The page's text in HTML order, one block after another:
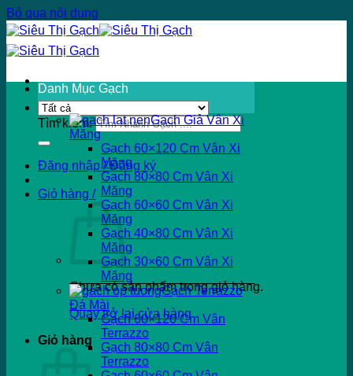
Bỏ qua nội dung
Tìm kiếm:
Đăng nhập / Đăng ký
Giỏ hàng /
Chưa có sản phẩm trong giỏ hàng.
Quay trở lại cửa hàng
Giỏ hàng
Danh Mục Gạch
Gạch Giả Vân Xi
Măng
Gạch 60×120 Cm Vân Xi
Măng
Gạch 80×80 Cm Vân Xi
Măng
Gạch 60×60 Cm Vân Xi
Măng
Gạch 40×80 Cm Vân Xi
Măng
Gạch 30×60 Cm Vân Xi
Măng
Gạch Terrazzo
Đá Mài
Gạch 60×120 Cm Vân
Terrazzo
Gạch 80×80 Cm Vân
Terrazzo